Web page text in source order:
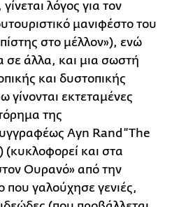
λόγος για τον
μανιφέστο του
στο μέλλον»), ενώ
σε άλλα, και μια σωστή
και δυστοπικής
γίνονται εκτεταμένες
της
Ayn Rand “The
και στα
Ουρανό» από την
που γαλούχησε γενιές,